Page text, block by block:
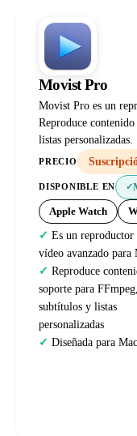
Movist Pro
Movist Pro es un
Reproduce
listas personalizadas.
PRECIO
DISPONIBLE EN ✓
Apple Watch
Es un reproductor
vídeo avanzado para
Reproduce
soporte para FFmpeg,
subtítulos y listas
personalizadas
Diseñada para Mac.